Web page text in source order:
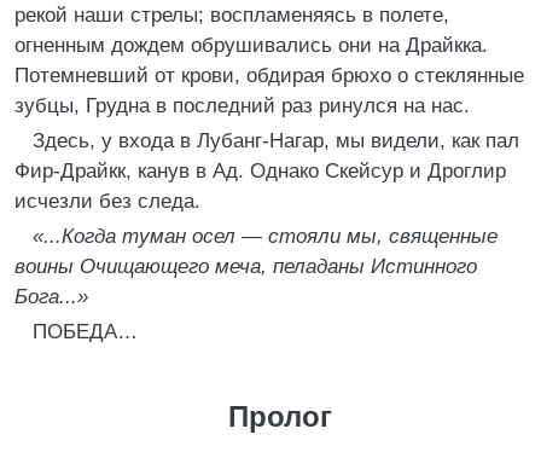
рекой наши стрелы; воспламеняясь в полете,
огненным дождем обрушивались они на Драйкка.
Потемневший от крови, обдирая брюхо о стеклянные
зубцы, Грудна в последний раз ринулся на нас.
Здесь, у входа в Лубанг-Нагар, мы видели, как пал
Фир-Драйкк, канув в Ад. Однако Скейсур и Дроглир
исчезли без следа.
«...Когда туман осел — стояли мы, священные
воины Очищающего меча, пеладаны Истинного
Бога...»
ПОБЕДА…
Пролог